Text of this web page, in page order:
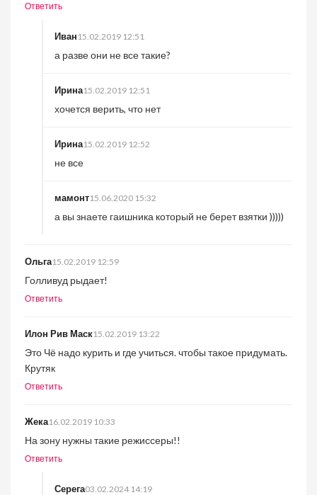
Ответить
Иван 15.02.2019 12:51
а разве они не все такие?
Ирина15.02.2019 12:51
хочется верить, что нет
Ирина15.02.2019 12:52
не все
мамонт15.06.2020 15:32
а вы знаете гаишника который не берет взятки )))))
Ольга15.02.2019 12:59
Голливуд рыдает!
Ответить
Илон Рив Маск15.02.2019 13:22
Это Чё надо курить и где учиться. чтобы такое придумать.
Крутяк
Ответить
Жека16.02.2019 10:33
На зону нужны такие режиссеры!!
Ответить
Серега03.02.2024 14:19